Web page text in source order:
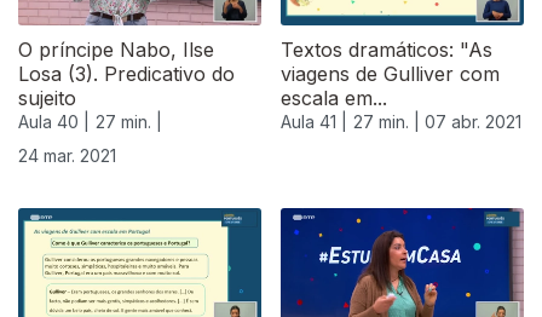
O príncipe Nabo, Ilse
Losa (3). Predicativo do
sujeito
Aula 40 |
27 min. |
24 mar. 2021
Textos dramáticos: "As
viagens de Gulliver com
escala em...
Aula 41 | 27 min. | 07 abr. 2021